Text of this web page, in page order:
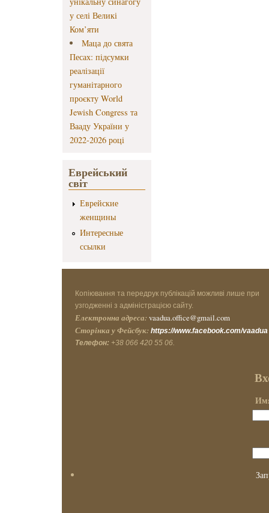
у селі Великі
Ком’яти
Маца до свята
Песах: підсумки
реалізації
гуманітарного
проєкту World
Jewish Congress та
Вааду України у
2022-2026 році
Еврейський
світ
Еврейские
женщины
Интересные
ссылки
Копіювання та передрук публікацій можливі лише при
узгодженні з адміністрацією сайту.
Електронна адреса: vaadua.office@gmail.com
Сторінка у Фейсбук: https://www.facebook.com/vaadua
Телефон: +38 066 420 55 06.